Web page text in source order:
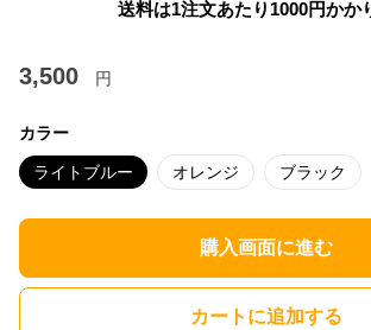
送料は1注文あたり 1000円かか
3,500 円
カラー
ライトブルー オレンジ ブラック
購入画面に進む
カートに追加する